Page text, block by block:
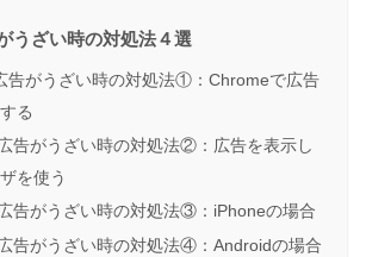
うざい時の対処法４選
告がうざい時の対処法①：Chromeで広告
る
告がうざい時の対処法②：広告を表示し
を使う
告がうざい時の対処法③：iPhoneの場合
告がうざい時の対処法④：Androidの場合